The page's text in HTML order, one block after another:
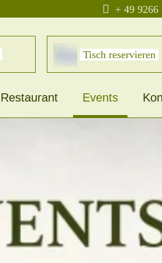
 + 49 9266
Restaurant Events
Tisch reservieren